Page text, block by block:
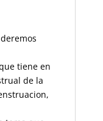
tiene en
de la